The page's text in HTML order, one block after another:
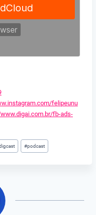
felipeunu
fb-ads-
#podcast